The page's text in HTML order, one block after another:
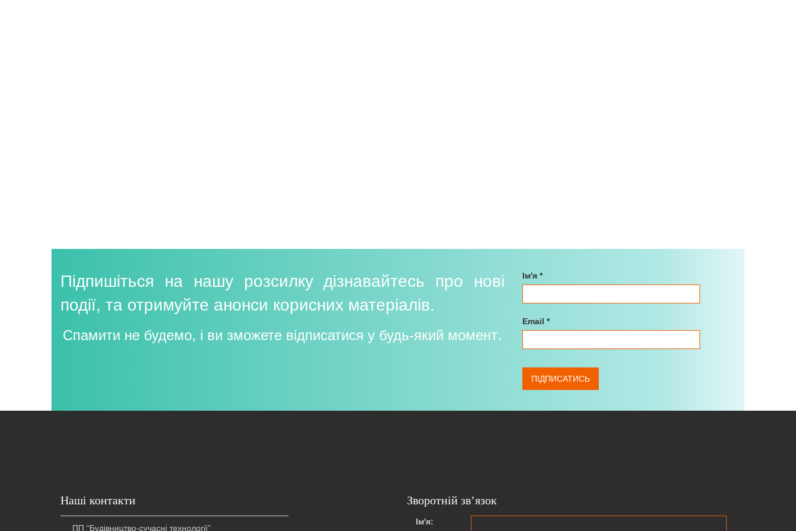
Підпишіться на нашу розсилку дізнавайтесь про нові
події, та отримуйте анонси корисних матеріалів.
Спамити не будемо, і ви зможете відписатися у будь-який момент.
Ім'я *
Email *
Наші контакти
ПП “Будівництво-сучасні технології”
Зворотній зв’язок
Ім'я: